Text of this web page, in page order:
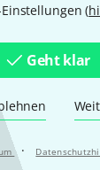
(
Geht klar
·
aber hoch
Erectus
sind
dran. Doch
HC-444 mit